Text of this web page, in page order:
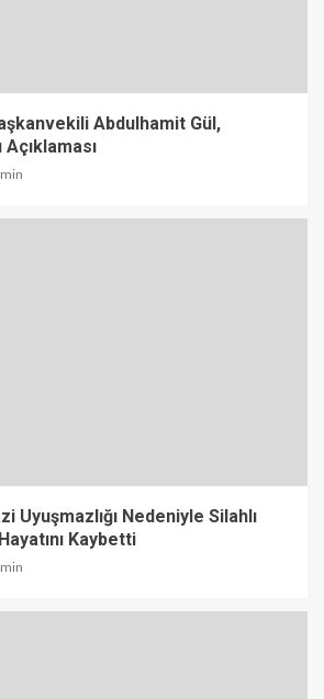
Abdulhamit Gül,
Uyuşmazlığı Nedeniyle Silahlı
Kaybetti